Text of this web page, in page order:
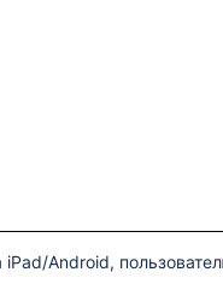
Android,